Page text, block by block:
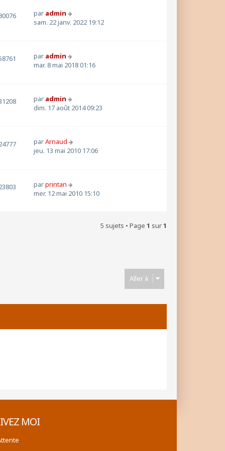
par admin
sam. 22 janv. 2022 19:12
par admin
mar. 8 mai 2018 01:16
par admin
dim. 17 août 2014 09:23
parArnaud
jeu. 13 mai 2010 17:06
parprintan
mer. 12 mai 2010 15:10
5 sujets • Page 1 sur1
Aller à
MOI